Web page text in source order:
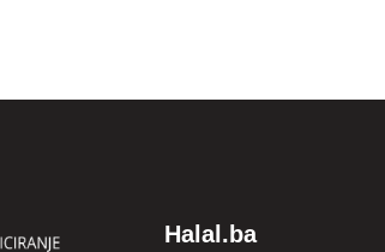
Halal.ba